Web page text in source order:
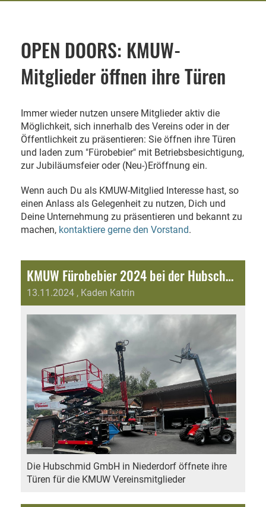
OPEN DOORS: KMUW-
Mitglieder öffnen ihre Türen
Immer wieder nutzen unsere Mitglieder aktiv die
Möglichkeit, sich innerhalb des Vereins oder in der
Öffentlichkeit zu präsentieren: Sie öffnen ihre Türen
und laden zum "Fürobebier" mit Betriebsbesichtigung,
zur Jubiläumsfeier oder (Neu-)Eröffnung ein.
Wenn auch Du als KMUW-Mitglied Interesse hast, so
einen Anlass als Gelegenheit zu nutzen, Dich und
Deine Unternehmung zu präsentieren und bekannt zu
machen, kontaktiere gerne den Vorstand.
KMUW Fürobebier 2024 bei der Hubschmid GmbH
13.11.2024 , Kaden Katrin
Die Hubschmid GmbH in Niederdorf öffnete ihre
Türen für die KMUW Vereinsmitglieder